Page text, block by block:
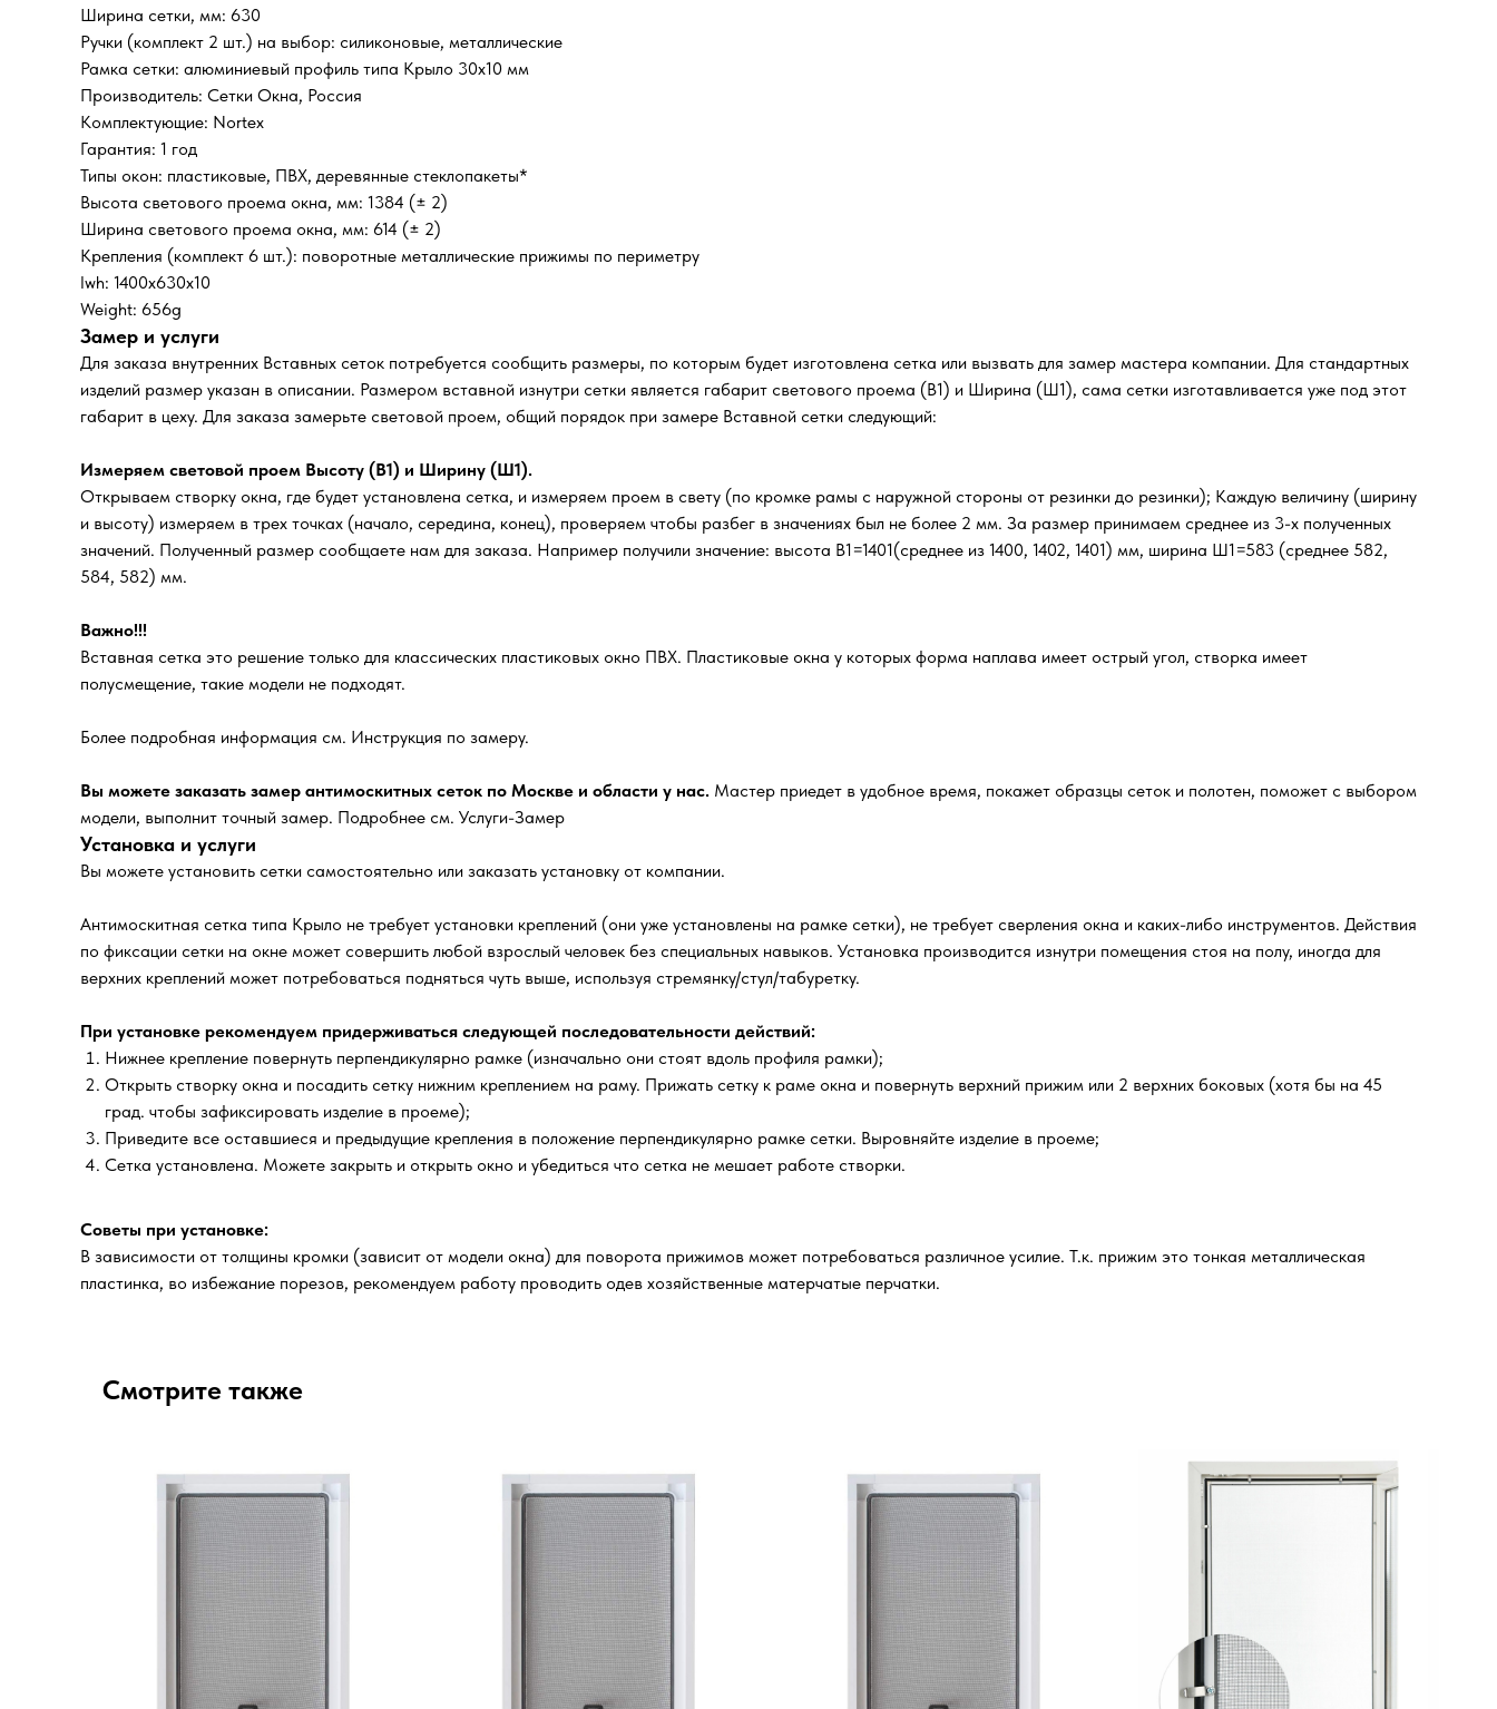
Ширина сетки, мм: 630
Ручки (комплект 2 шт.) на выбор: силиконовые, металлические
Рамка сетки: алюминиевый профиль типа Крыло 30х10 мм
Производитель: Сетки Окна, Россия
Комплектующие: Nortex
Гарантия: 1 год
Типы окон: пластиковые, ПВХ, деревянные стеклопакеты*
Высота светового проема окна, мм: 1384 (± 2)
Ширина светового проема окна, мм: 614 (± 2)
Крепления (комплект 6 шт.): поворотные металлические прижимы по периметру
lwh: 1400x630x10
Weight: 656g
Замер и услуги
Для заказа внутренних Вставных сеток потребуется сообщить размеры, по которым будет изготовлена сетка или вызвать для замер мастера компании. Для стандартных
изделий размер указан в описании. Размером вставной изнутри сетки является габарит светового проема (В1) и Ширина (Ш1), сама сетки изготавливается уже под этот
габарит в цеху. Для заказа замерьте световой проем, общий порядок при замере Вставной сетки следующий:
Измеряем световой проем Высоту (В1) и Ширину (Ш1).
Открываем створку окна, где будет установлена сетка, и измеряем проем в свету (по кромке рамы с наружной стороны от резинки до резинки); Каждую величину (ширину
и высоту) измеряем в трех точках (начало, середина, конец), проверяем чтобы разбег в значениях был не более 2 мм. За размер принимаем среднее из 3-х полученных
значений. Полученный размер сообщаете нам для заказа. Например получили значение: высота В1=1401(среднее из 1400, 1402, 1401) мм, ширина Ш1=583 (среднее 582,
584, 582) мм.
Важно!!!
Вставная сетка это решение только для классических пластиковых окно ПВХ. Пластиковые окна у которых форма наплава имеет острый угол, створка имеет
полусмещение, такие модели не подходят.
Более подробная информация см. Инструкция по замеру.
Вы можете заказать замер антимоскитных сеток по Москве и области у нас. Мастер приедет в удобное время, покажет образцы сеток и полотен, поможет с выбором
модели, выполнит точный замер. Подробнее см. Услуги-Замер
Установка и услуги
Вы можете установить сетки самостоятельно или заказать установку от компании.
Антимоскитная сетка типа Крыло не требует установки креплений (они уже установлены на рамке сетки), не требует сверления окна и каких-либо инструментов. Действия
по фиксации сетки на окне может совершить любой взрослый человек без специальных навыков. Установка производится изнутри помещения стоя на полу, иногда для
верхних креплений может потребоваться подняться чуть выше, используя стремянку/стул/табуретку.
При установке рекомендуем придерживаться следующей последовательности действий:
Нижнее крепление повернуть перпендикулярно рамке (изначально они стоят вдоль профиля рамки);
Открыть створку окна и посадить сетку нижним креплением на раму. Прижать сетку к раме окна и повернуть верхний прижим или 2 верхних боковых (хотя бы на 45
град. чтобы зафиксировать изделие в проеме);
Приведите все оставшиеся и предыдущие крепления в положение перпендикулярно рамке сетки. Выровняйте изделие в проеме;
Сетка установлена. Можете закрыть и открыть окно и убедиться что сетка не мешает работе створки.
Советы при установке:
В зависимости от толщины кромки (зависит от модели окна) для поворота прижимов может потребоваться различное усилие. Т.к. прижим это тонкая металлическая
пластинка, во избежание порезов, рекомендуем работу проводить одев хозяйственные матерчатые перчатки.
Смотрите также